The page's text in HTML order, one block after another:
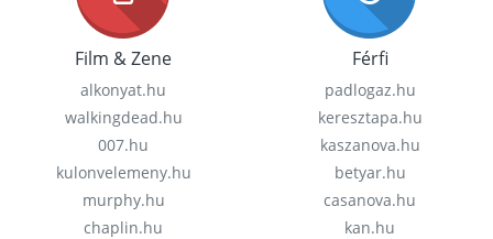
Film & Zene
alkonyat.hu
walkingdead.hu
007.hu
kulonvelemeny.hu
murphy.hu
chaplin.hu
Férfi
padlogaz.hu
keresztapa.hu
kaszanova.hu
betyar.hu
casanova.hu
kan.hu